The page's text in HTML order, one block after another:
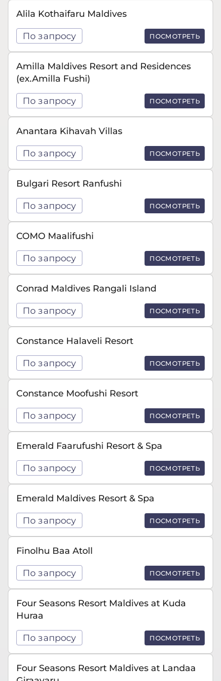
Alila Kothaifaru Maldives
По запросу ПОСМОТРЕТЬ
Amilla Maldives Resort and Residences
(ex.Amilla Fushi)
По запросу ПОСМОТРЕТЬ
Anantara Kihavah Villas
По запросу ПОСМОТРЕТЬ
Bulgari Resort Ranfushi
По запросу ПОСМОТРЕТЬ
COMO Maalifushi
По запросу ПОСМОТРЕТЬ
Conrad Maldives Rangali Island
По запросу ПОСМОТРЕТЬ
Constance Halaveli Resort
По запросу ПОСМОТРЕТЬ
Constance Moofushi Resort
По запросу ПОСМОТРЕТЬ
Emerald Faarufushi Resort & Spa
По запросу ПОСМОТРЕТЬ
Emerald Maldives Resort & Spa
По запросу ПОСМОТРЕТЬ
Finolhu Baa Atoll
По запросу ПОСМОТРЕТЬ
Four Seasons Resort Maldives at Kuda
Huraa
По запросу ПОСМОТРЕТЬ
Four Seasons Resort Maldives at Landaa